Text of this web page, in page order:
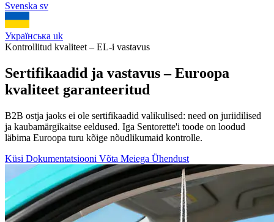
Svenska sv
Українська uk
Kontrollitud kvaliteet – EL-i vastavus
Sertifikaadid ja vastavus – Euroopa
kvaliteet garanteeritud
B2B ostja jaoks ei ole sertifikaadid valikulised: need on juriidilised
ja kaubamärgikaitse eeldused. Iga Sentorette'i toode on loodud
läbima Euroopa turu kõige nõudlikumaid kontrolle.
Küsi Dokumentatsiooni Võta Meiega Ühendust